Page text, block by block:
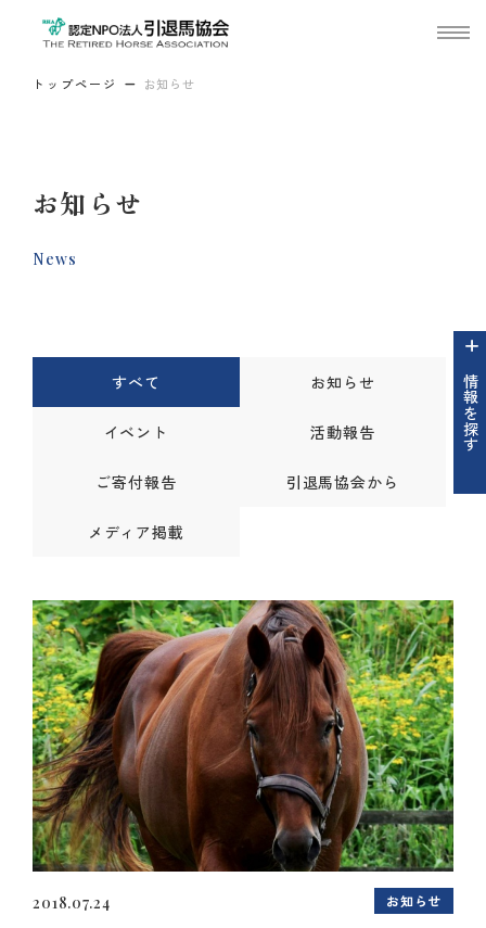
トップページ お知らせ
お知らせ
News
情報を探す
すべて お知らせ
イベント 活動報告
ご寄付報告 引退馬協会から
メディア掲載
2018.07.24 お知らせ